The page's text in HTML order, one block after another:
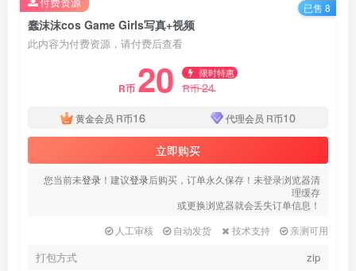
蠢沫沫cos Game Girls写真+视频
此内容为付费资源，请付费后查看
R币 20 限时特惠
R币24
黄金会员 R币16 代理会员 R币10
立即购买
您当前未登录 ！建议登录后购买，订单永久保存！未登录浏览器清
理缓存
或更换浏览器就会丢失订单信息！
人工审核
自动发货 技术支持 亲测可用
打包方式 zip
已售 8